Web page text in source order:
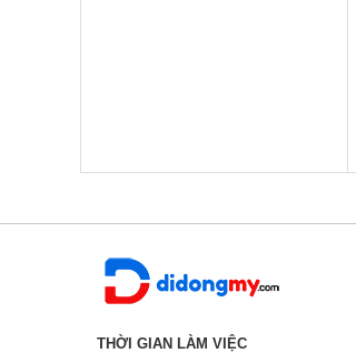
THỜI GIAN LÀM VIỆC